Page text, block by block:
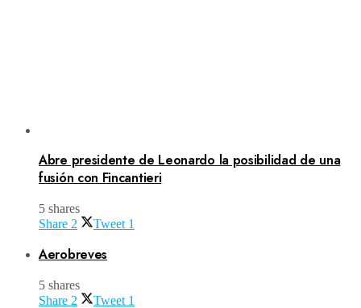
Abre presidente de Leonardo la posibilidad de una
fusión con Fincantieri
5 shares
Share 2 Tweet 1
Aerobreves
5 shares
Share 2 Tweet 1